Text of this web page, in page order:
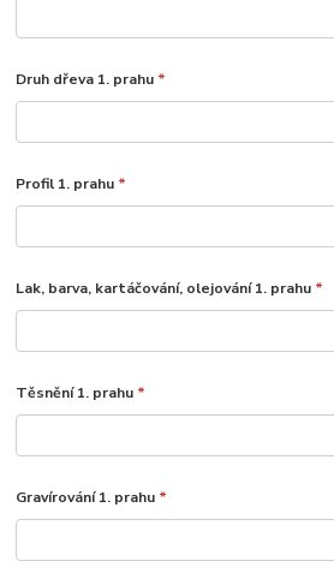
Druh dřeva 1. prahu *
Profil 1. prahu *
Lak, barva, kartáčování, olejování 1. prahu *
Těsnění 1. prahu *
Gravírování 1. prahu *